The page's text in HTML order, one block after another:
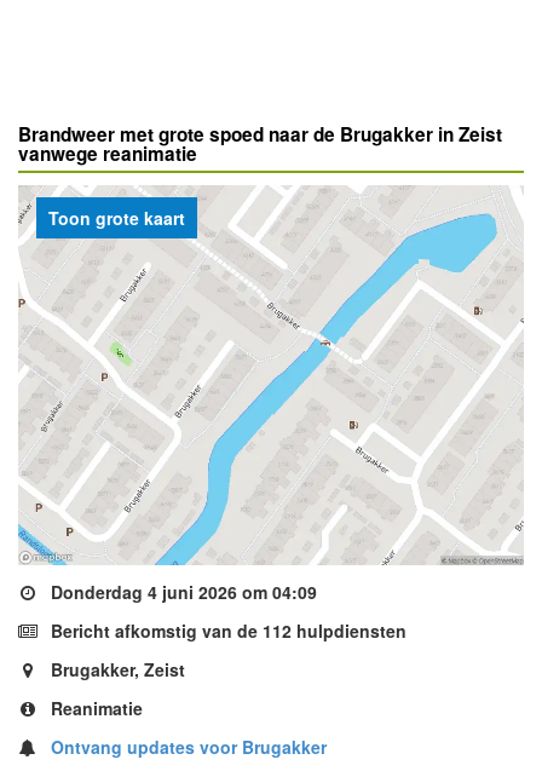
Brandweer met grote spoed naar de Brugakker in Zeist
vanwege reanimatie
Donderdag 4 juni 2026 om 04:09
Bericht afkomstig van de 112 hulpdiensten
Brugakker, Zeist
Reanimatie
Ontvang updates voor Brugakker
Toon grote kaart